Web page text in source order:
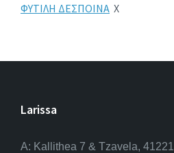
ΦΥΤΙΛΗ ΔΕΣΠΟΙΝΑ Χ
Larissa
A: Kallithea 7 & Tzavela, 41221